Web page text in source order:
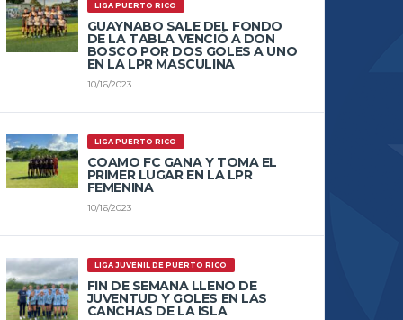
LIGA PUERTO RICO
GUAYNABO SALE DEL FONDO
DE LA TABLA VENCIÓ A DON
BOSCO POR DOS GOLES A UNO
EN LA LPR MASCULINA
10/16/2023
LIGA PUERTO RICO
COAMO FC GANA Y TOMA EL
PRIMER LUGAR EN LA LPR
FEMENINA
10/16/2023
LIGA JUVENIL DE PUERTO RICO
FIN DE SEMANA LLENO DE
JUVENTUD Y GOLES EN LAS
CANCHAS DE LA ISLA